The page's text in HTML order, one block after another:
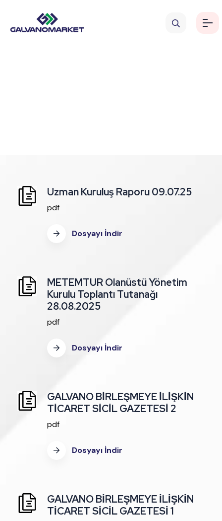
Uzman Kuruluş Raporu 09.07.25
pdf
Dosyayı İndir
METEMTUR Olanüstü Yönetim
Kurulu Toplantı Tutanağı
28.08.2025
pdf
Dosyayı İndir
GALVANO BİRLEŞMEYE İLİŞKİN
TİCARET SİCİL GAZETESİ 2
pdf
Dosyayı İndir
GALVANO BİRLEŞMEYE İLİŞKİN
TİCARET SİCİL GAZETESİ 1